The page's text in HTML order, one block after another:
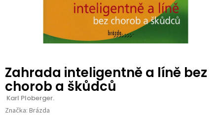
Zahrada inteligentně a líně bez
chorob a škůdců
Karl Ploberger.
Značka: Brázda